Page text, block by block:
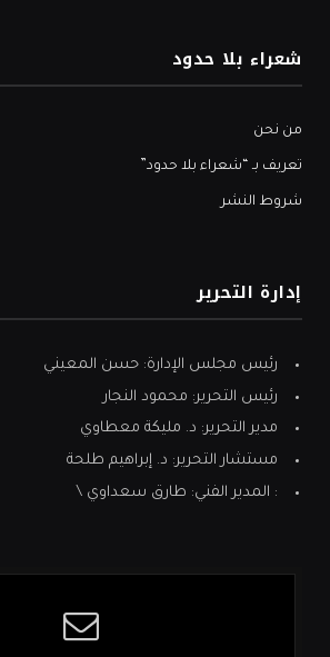
شعراء بلا حدود
من نحن
تعريف بـ “شعراء بلا حدود”
شروط النشر
إدارة التحرير
رئيس مجلس الإدارة: حسن المعيني
رئيس التحرير: محمود النجار
مدير التحرير: د. مليكة معطاوي
مستشار التحرير: د. إبراهيم طلحة
: المدير الفني: طارق سعداوي \